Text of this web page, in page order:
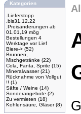
Kategorien
.Lieferstopp
.bis31.12.22
.Preisänderungen ab
01,01,19 mög
Bestellungen 4
Werktage vor Lief
Biere-> (52)
Brunnen,
Mischgetränke (22)
Cola, Fanta, Sprite (15)
Mineralwasser(21)
Rücknahme von Vollgut
!! (1)
Säfte / Weine (14)
Sonderangebote (2)
Zu vermieten (18)
Kohlensäure, Gläser(8)